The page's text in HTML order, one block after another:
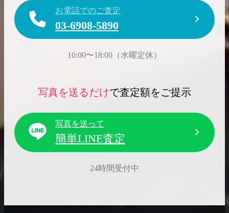
お電話でのご査定
03-6908-5890
10:00〜18:00（水曜定休）
写真を送るだけで査定額をご提示
写真を送って
簡単LINE査定
24時間受付中